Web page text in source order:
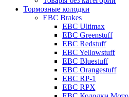
Тормозные колодки
EBC Brakes
EBC Ultimax
EBC Greenstuff
EBC Redstuff
EBC Yellowstuff
EBC Bluestuff
EBC Orangestuff
EBC RP-1
EBC RPX